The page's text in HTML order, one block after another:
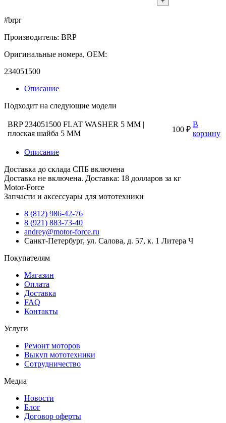
#brpr
Производитель: BRP
Оригинальные номера, OEM:
234051500
Описание
Подходит на следующие модели
BRP 234051500 FLAT WASHER 5 MM |
плоская шайба 5 MM
100 ₽
В
корзину
Описание
Доставка до склада СПБ включена
Доставка не включена. Доставка: 18 долларов за кг
Motor-Force
Запчасти и аксессуары для мототехники
8 (812) 986-42-76
8 (921) 883-73-40
andrey@motor-force.ru
Санкт-Петербург, ул. Салова, д. 57, к. 1 Литера Ч
Покупателям
Магазин
Оплата
Доставка
FAQ
Контакты
Услуги
Ремонт моторов
Выкуп мототехники
Сотрудничество
Медиа
Новости
Блог
Договор оферты